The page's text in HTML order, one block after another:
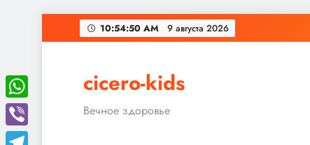
Перейти
к
10:54:52 AM 9 августа 2026
cicero-kids
Вечное здоровье
WhatsApp
Viber